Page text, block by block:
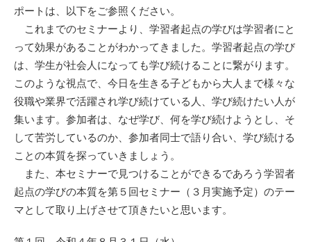
ポートは、以下をご参照ください。
これまでのセミナーより、学習者起点の学びは学習者にと
って効果があることがわかってきました。学習者起点の学び
は、学生が社会人になっても学び続けることに繋がります。
このような視点で、今日を生きる子どもから大人まで様々な
役職や業界で活躍され学び続けている人、学び続けたい人が
集います。参加者は、なぜ学び、何を学び続けようとし、そ
して苦労しているのか、参加者同士で語り合い、学び続ける
ことの本質を探っていきましょう。
また、本セミナーで見つけることができるであろう学習者
起点の学びの本質を第５回セミナー（３月実施予定）のテー
マとして取り上げさせて頂きたいと思います。